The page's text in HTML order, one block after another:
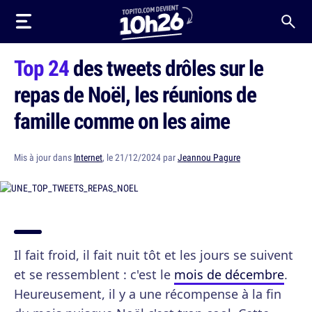
Top 24des tweets drôles sur le
repas de Noël, les réunions de
famille comme on les aime
Mis à jour dans Internet, le 21/12/2024 parJeannou Pagure
Il fait froid, il fait nuit tôt et les jours se suivent
et se ressemblent : c'est le mois de décembre.
Heureusement, il y a une récompense à la fin